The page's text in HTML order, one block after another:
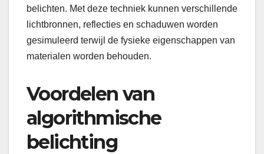
belichten. Met deze techniek kunnen verschillende
lichtbronnen, reflecties en schaduwen worden
gesimuleerd terwijl de fysieke eigenschappen van
materialen worden behouden.
Voordelen van
algorithmische
belichting